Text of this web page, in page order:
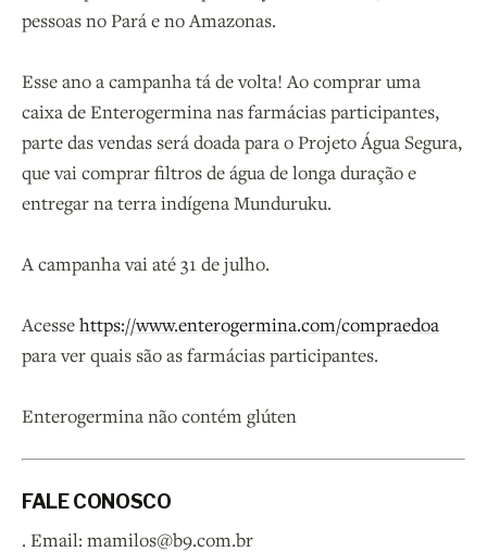
pessoas no Pará e no Amazonas.
Esse ano a campanha tá de volta! Ao comprar uma
caixa de Enterogermina nas farmácias participantes,
parte das vendas será doada para o Projeto Água Segura,
que vai comprar filtros de água de longa duração e
entregar na terra indígena Munduruku.
A campanha vai até 31 de julho.
Acessehttps://www.enterogermina.com/compraedoa
para ver quais são as farmácias participantes.
Enterogermina não contém glúten
FALE CONOSCO
. Email: mamilos@b9.com.br